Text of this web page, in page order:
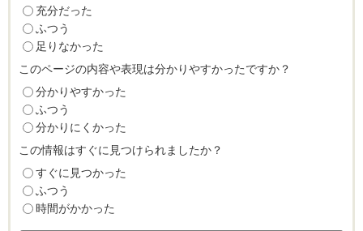
充分だった
ふつう
足りなかった
このページの内容や表現は分かりやすかったですか？
分かりやすかった
ふつう
分かりにくかった
この情報はすぐに見つけられましたか？
すぐに見つかった
ふつう
時間がかかった